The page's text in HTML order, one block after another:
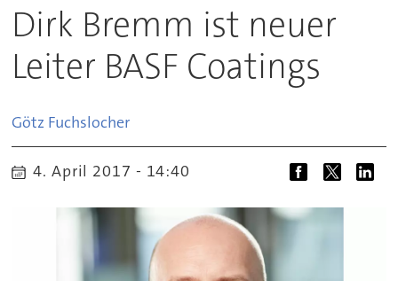
Dirk Bremm ist neuer
Leiter BASF Coatings
Götz Fuchslocher
4. April 2017 - 14:40